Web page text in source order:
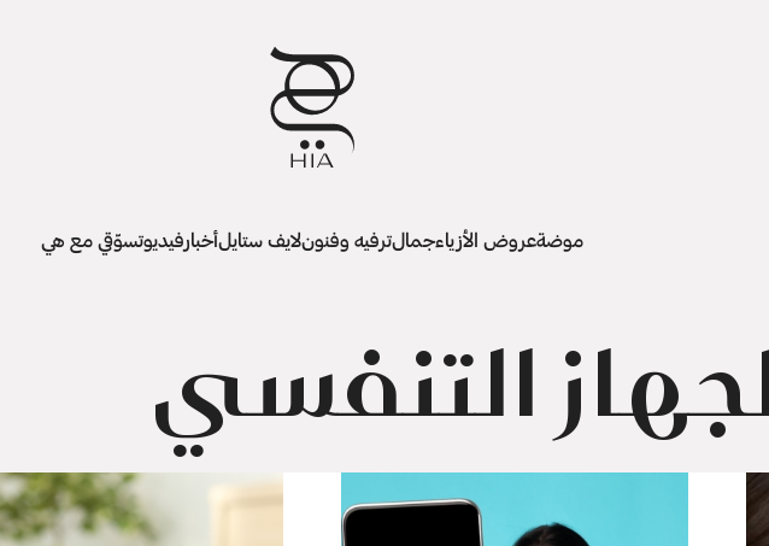
موضةعروض الأزياءجمالترفيه وفنونلايف ستايلأخبارفيديوتسوّقي مع هي
التنفسي